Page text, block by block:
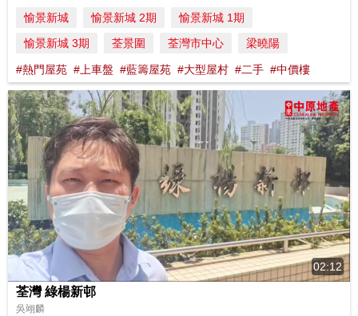
愉景新城 愉景新城 2期
愉景新城 1期
愉景新城 3期
荃景圍 荃灣市中心 梁曉陽
#熱門屋苑 #上車盤 #藍籌屋苑 #大型屋村 #二手 #中價樓
02:12
荃灣 綠楊新邨
吳翊麟